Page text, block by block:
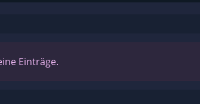
Einträge.